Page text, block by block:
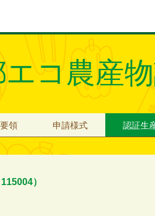
コ農産
領 申請様式 認証生
）